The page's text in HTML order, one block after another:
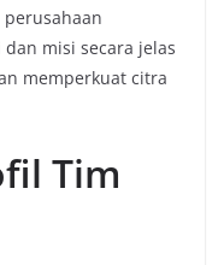
misi secara jelas
memperkuat citra
Tim